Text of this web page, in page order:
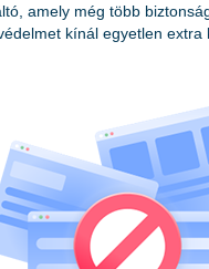
amely még több
kínál egyetlen extra